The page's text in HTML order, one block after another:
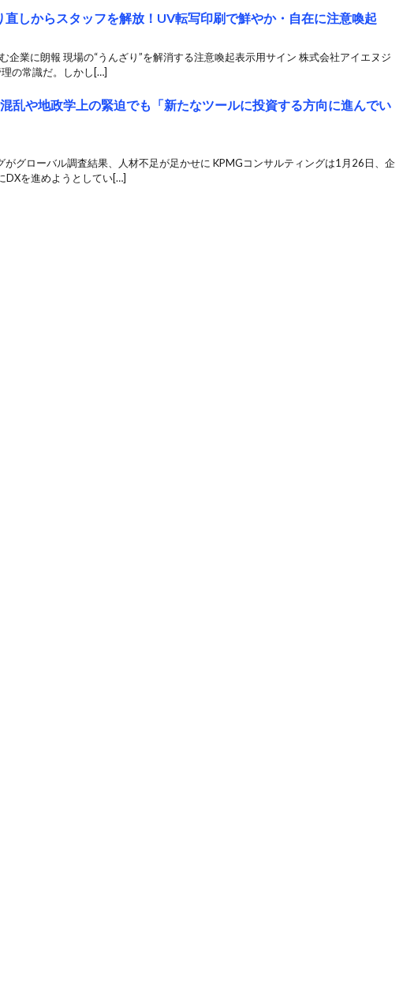
直しからスタッフを解放！UV転写印刷で鮮やか・自在に注意喚起
企業に朗報 現場の“うんざり”を解消する注意喚起表示用サイン 株式会社アイエヌジ
の常識だ。しかし[…]
乱や地政学上の緊迫でも「新たなツールに投資する方向に進んでい
がグローバル調査結果、人材不足が足かせに KPMGコンサルティングは1月26日、企
DXを進めようとしてい[…]